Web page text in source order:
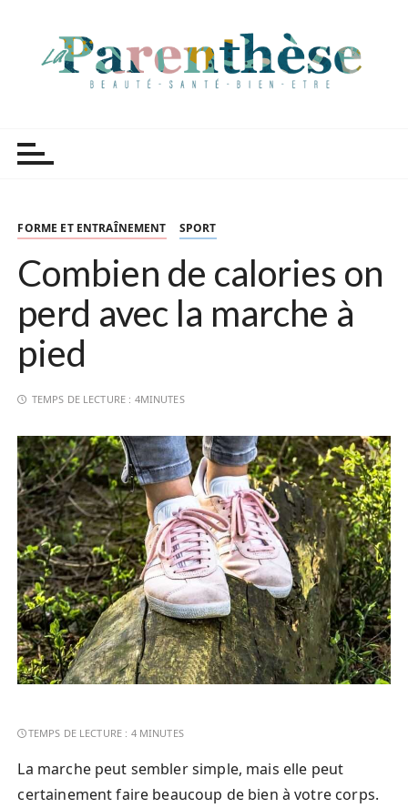
FORME ET ENTRAÎNEMENT SPORT
Combien de calories on
perd avec la marche à
pied
TEMPS DE LECTURE : 4MINUTES
La marche peut sembler simple, mais elle peut
certainement faire beaucoup de bien à votre corps.